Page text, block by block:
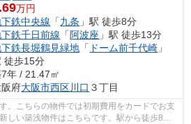
万円
鉄中央線 「九条 」駅 徒歩8分
鉄千日前線 「 阿波座 」駅 徒歩13分
鉄長堀鶴見緑地 「 ドーム前千代崎 」
徒歩15分
年 / 21.47㎡
阪府大阪市西区川口 ３丁目
。こちらの物件では初期費用をカードでお支
しい築浅物件はこちらです。駅から徒歩8分